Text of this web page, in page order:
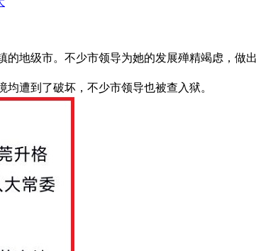
地级市。不少市领导为她的发展殚精竭虑，做
遭到了破坏，不少市领导也被查入狱。